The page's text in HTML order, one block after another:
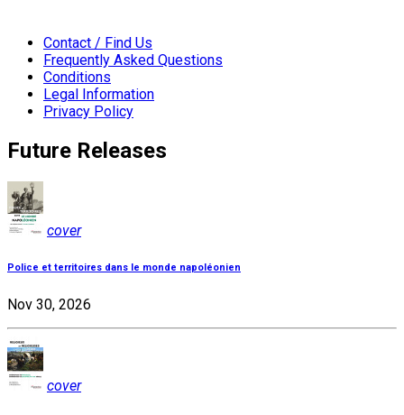
Contact / Find Us
Frequently Asked Questions
Conditions
Legal Information
Privacy Policy
Future Releases
cover
Police et territoires dans le monde napoléonien
Nov 30, 2026
cover